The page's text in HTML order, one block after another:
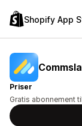
Shopify App
Priser
Gratis abonnement